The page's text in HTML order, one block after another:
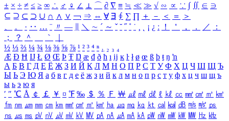
± × ÷ ≠ ≤ ≥ ∞ ∴ ♂ ♀ ∠ ⊥ ⌒ ∂ ∇ ≡ ≒ ≪ ≫ √ ∽ ∝ ∵ ∫ ∬ ∈ ∋
⊆ ⊇ ⊂ ⊃ ∪ ∩ ∧ ∨ ￢ ⇒ ⇔ ∀ ∃ ∮ ∑ ∏ ＋ － ＜ ＝
＞
、
。 · ‥ … ¨ 〃 ― ＼ ∼ ´ ～ ˇ ˘ ˝ ˚ ˙ ¸ ¡ ¿ ː ！ ＇ ， ． ／
：
；
？ ＾ ｀
½ ⅓ ⅔ ¼ ¾ ⅛ ⅜ ⅝ ⅞ ¹ ² ³ ⁴ ⁿ ₁ ₂ ₃ ₄
Æ Ð Ħ Ĳ Ł Ø Œ Þ Ŧ Ŋ æ đ ð ħ ı ĳ ĸ ŀ ł ø œ ß þ ŧ ŋ ŉ
А Б В Г Д Е Ё Ж З И Й К Л М Н О П Р С Т У Ф Х Ц Ч Ш Щ Ъ
Ы Ь Э Ю Я а б в г д е ё ж з и й к л м н о п р с т у ф х ц ч ш щ ъ
ы ь э ю я
′ ″ ℃ Å ￠ ￡ ￥ ¤ ℉ ‰ ＄ ％ Ｆ ￦ ㎕ ㎖ ㎗ ℓ ㎘ ㏄ ㎣ ㎤ ㎥ ㎦
㎙ ㎚ ㎛ ㎜ ㎝ ㎞ ㎟ ㎠ ㎡ ㎢ ㏊ ㎍ ㎎ ㎏ ㏏ ㎈ ㎉ ㏈ ㎧ ㎨ ㎰
㎱ ㎲ ㎳ ㎴ ㎵ ㎶ ㎷ ㎸ ㎹ ㎀ ㎁ ㎂ ㎃ ㎄ ㎺ ㎻ ㎽ ㎾ ㎿ ㎐ ㎑